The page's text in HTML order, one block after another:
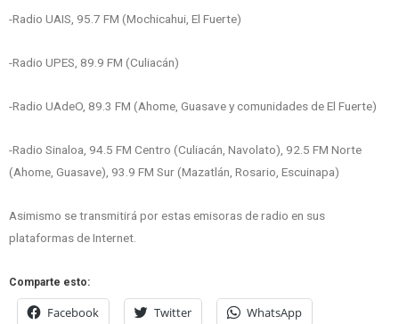
-Radio UAIS, 95.7 FM (Mochicahui, El Fuerte)
-Radio UPES, 89.9 FM (Culiacán)
-Radio UAdeO, 89.3 FM (Ahome, Guasave y comunidades de El Fuerte)
-Radio Sinaloa, 94.5 FM Centro (Culiacán, Navolato), 92.5 FM Norte
(Ahome, Guasave), 93.9 FM Sur (Mazatlán, Rosario, Escuinapa)
Asimismo se transmitirá por estas emisoras de radio en sus
plataformas de Internet.
Comparte esto:
Facebook Twitter WhatsApp